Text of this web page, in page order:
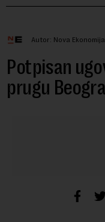
Autor: Nova Ekonomija
Potpisan
prugu